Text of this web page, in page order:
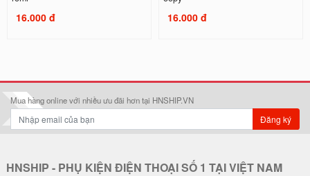
16.000 đ 16.000 đ
Mua hàng online với nhiều ưu đãi hơn tại HNSHIP.VN
Đăng ký
HNSHIP - PHỤ KIỆN ĐIỆN THOẠI SỐ 1 TẠI VIỆT NAM